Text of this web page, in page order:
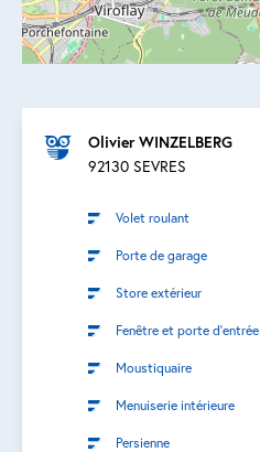
Olivier WINZELBERG
92130 SEVRES
Volet roulant
Porte de garage
Store extérieur
Fenêtre et porte d’entrée
Moustiquaire
Menuiserie intérieure
Persienne